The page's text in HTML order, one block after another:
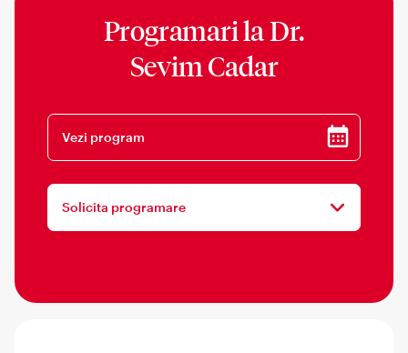
Programari laDr.
Sevim Cadar
Vezi program
Solicita programare